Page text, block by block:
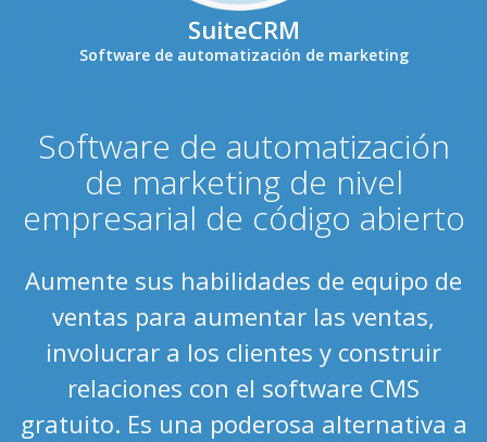
SuiteCRM
Software de automatización de marketing
Software de automatización
de marketing de nivel
empresarial de código abierto
Aumente sus habilidades de equipo de
ventas para aumentar las ventas,
involucrar a los clientes y construir
relaciones con el software CMS
gratuito. Es una poderosa alternativa a